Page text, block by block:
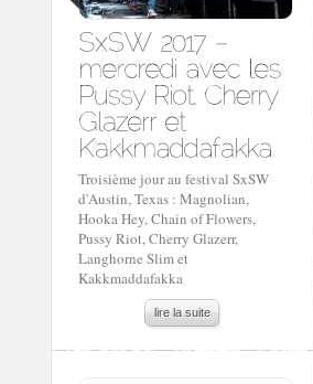
Troisième jour au festival SxSW
d'Austin, Texas : Magnolian,
Hooka Hey, Chain of Flowers,
Pussy Riot, Cherry Glazerr,
Langhorne Slim et
Kakkmaddafakka
lire la suite